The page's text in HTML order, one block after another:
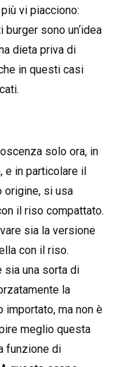
vi piacciono:
sono un‘idea
dieta priva di
in questi casi
solo ora, in
e in particolare il
origine, si usa
il riso compattato.
sia la versione
con il riso.
sia una sorta di
la
importato, ma non è
meglio questa
funzione di